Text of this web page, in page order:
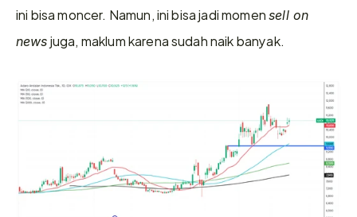
ini bisa moncer. Namun, ini bisa jadi momen sell on
news juga, maklum karena sudah naik banyak.